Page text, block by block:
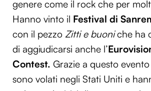
genere come il rock che per
Hanno vinto il Festival di
con il pezzo Zitti e buoniche ha
di aggiudicarsi anche l’
Contest. Grazie a questo
sono volati negli Stati Uniti e